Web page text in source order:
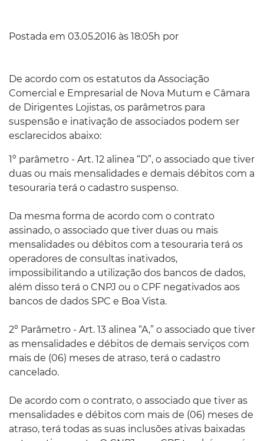
Postada em 03.05.2016 às 18:05h por
De acordo com os estatutos da Associação
Comercial e Empresarial de Nova Mutum e Câmara
de Dirigentes Lojistas, os parâmetros para
suspensão e inativação de associados podem ser
esclarecidos abaixo:
1º parâmetro - Art. 12 alinea “D”, o associado que tiver
duas ou mais mensalidades e demais débitos com a
tesouraria terá o cadastro suspenso.
Da mesma forma de acordo com o contrato
assinado, o associado que tiver duas ou mais
mensalidades ou débitos com a tesouraria terá os
operadores de consultas inativados,
impossibilitando a utilização dos bancos de dados,
além disso terá o CNPJ ou o CPF negativados aos
bancos de dados SPC e Boa Vista.
2º Parâmetro - Art. 13 alinea “A,” o associado que tiver
as mensalidades e débitos de demais serviços com
mais de (06) meses de atraso, terá o cadastro
cancelado.
De acordo com o contrato, o associado que tiver as
mensalidades e débitos com mais de (06) meses de
atraso, terá todas as suas inclusões ativas baixadas